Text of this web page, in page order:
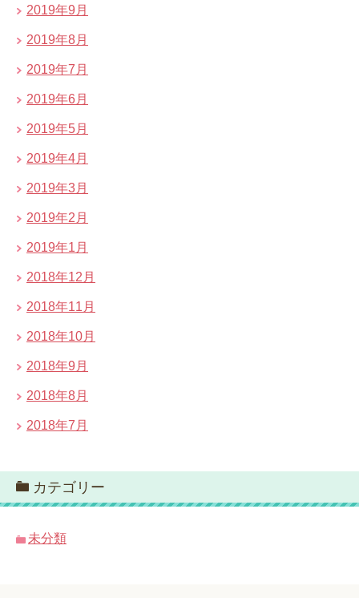
2019年9月
2019年8月
2019年7月
2019年6月
2019年5月
2019年4月
2019年3月
2019年2月
2019年1月
2018年12月
2018年11月
2018年10月
2018年9月
2018年8月
2018年7月
カテゴリー
未分類